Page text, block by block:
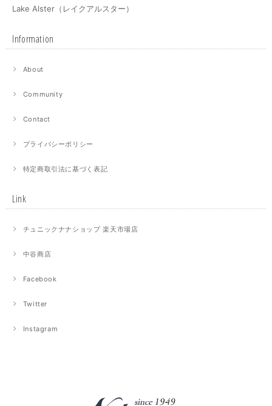
Lake Alster（レイクアルスター）
Information
About
Community
Contact
プライバシーポリシー
特定商取引法に基づく表記
Link
チュニックナナショップ 楽天市場店
中谷商店
Facebook
Twitter
Instagram